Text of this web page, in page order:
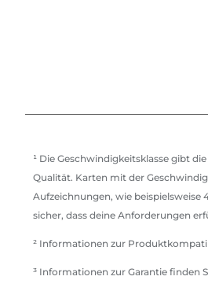
¹ Die Geschwindigkeitsklasse gibt
Qualität. Karten mit der
Aufzeichnungen, wie beispielsweise
sicher, dass deine Anforderungen
² Informationen zur
³ Informationen zur Garantie finden